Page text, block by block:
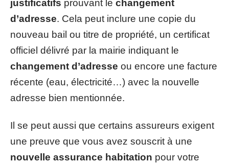
justificatifs prouvant le changement
d’adresse. Cela peut inclure une copie du
nouveau bail ou titre de propriété, un certificat
officiel délivré par la mairie indiquant le
changement d’adresse ou encore une facture
récente (eau, électricité…) avec la nouvelle
adresse bien mentionnée.
Il se peut aussi que certains assureurs exigent
une preuve que vous avez souscrit à une
nouvelle assurance habitation pour votre